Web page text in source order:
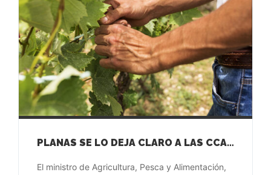
PLANAS SE LO DEJA CLARO A LAS CCAA: «TODO HA CAMBIADO. EL DINERO DE LA PAC YA NO ES PARA NINGUNA COMUNIDAD, ES PARA EL SECTOR»
El ministro de Agricultura, Pesca y Alimentación,